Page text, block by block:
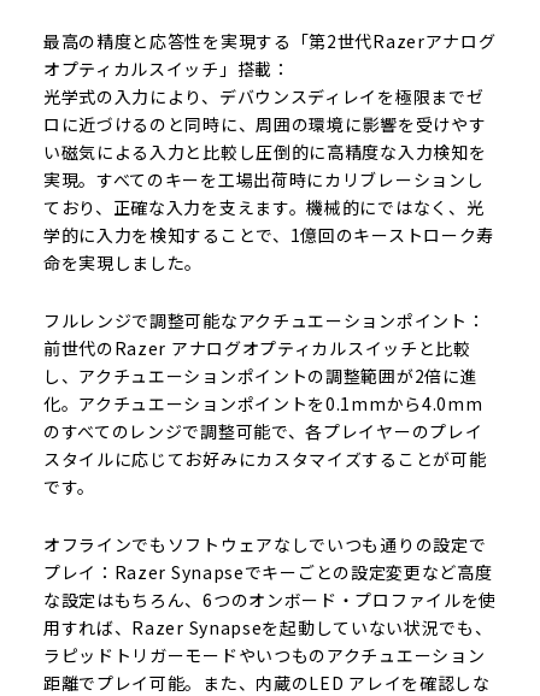
最高の精度と応答性を実現する「第2世代Razerアナログ
オプティカルスイッチ」搭載：
光学式の入力により、デバウンスディレイを極限までゼ
ロに近づけるのと同時に、周囲の環境に影響を受けやす
い磁気による入力と比較し圧倒的に高精度な入力検知を
実現。すべてのキーを工場出荷時にカリブレーションし
ており、正確な入力を支えます。機械的にではなく、光
学的に入力を検知することで、1億回のキーストローク寿
命を実現しました。
フルレンジで調整可能なアクチュエーションポイント：
前世代のRazer アナログオプティカルスイッチと比較
し、アクチュエーションポイントの調整範囲が2倍に進
化。アクチュエーションポイントを0.1mmから4.0mm
のすべてのレンジで調整可能で、各プレイヤーのプレイ
スタイルに応じてお好みにカスタマイズすることが可能
です。
オフラインでもソフトウェアなしでいつも通りの設定で
プレイ：Razer Synapseでキーごとの設定変更など高度
な設定はもちろん、6つのオンボード・プロファイルを使
用すれば、Razer Synapseを起動していない状況でも、
ラピッドトリガーモードやいつものアクチュエーション
距離でプレイ可能。また、内蔵のLED アレイを確認しな